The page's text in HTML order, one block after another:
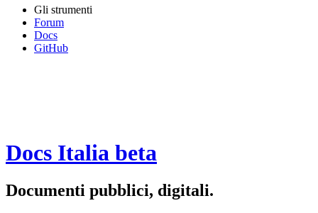
Gli strumenti
Forum
Docs
GitHub
Docs Italia beta
Documenti pubblici, digitali.